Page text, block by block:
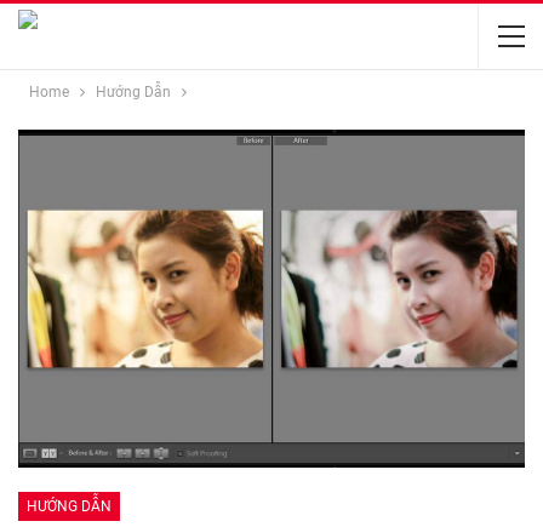
Home Hướng Dẫn
HƯỚNG DẪN